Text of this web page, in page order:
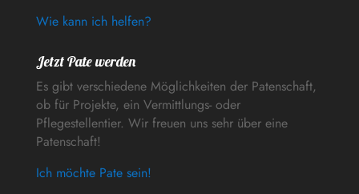
Wie kann ich helfen?
Jetzt Pate werden
Es gibt verschiedene Möglichkeiten der Patenschaft,
ob für Projekte, ein Vermittlungs- oder
Pflegestellentier. Wir freuen uns sehr über eine
Patenschaft!
Ich möchte Pate sein!